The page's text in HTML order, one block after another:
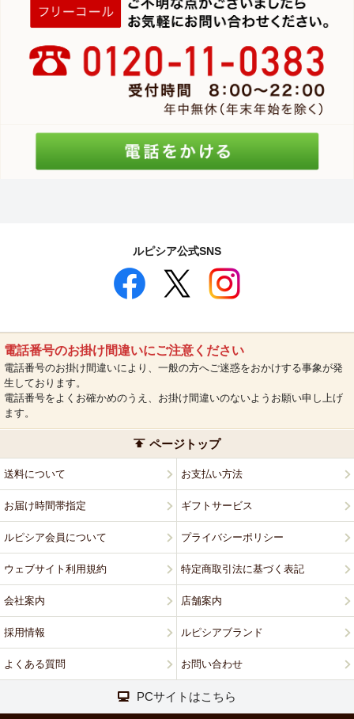
ルピシア公式SNS
電話番号のお掛け間違いにご注意ください
電話番号のお掛け間違いにより、一般の方へご迷惑をおかけする事象が発
生しております。
電話番号をよくお確かめのうえ、お掛け間違いのないようお願い申し上げ
ます。
ページトップ
送料について お支払い方法
お届け時間帯指定 ギフトサービス
ルピシア会員について プライバシーポリシー
ウェブサイト利用規約 特定商取引法に基づく表記
会社案内 店舗案内
採用情報 ルピシアブランド
よくある質問 お問い合わせ
PCサイトはこちら